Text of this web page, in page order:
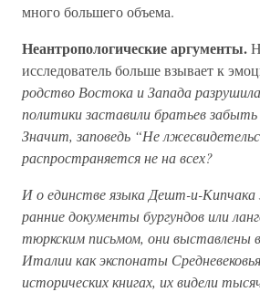
много большего объема.
Неантропологические аргументы.
исследователь больше взывает к
родство Востока и Запада
политики заставили братьев забыть
Значит, заповедь “Не
распространяется не на всех?
И о единстве языка Дешт-и-
ранние документы бургундов или
тюркским письмом, они выставлены
Италии как экспонаты
исторических книгах, их видели